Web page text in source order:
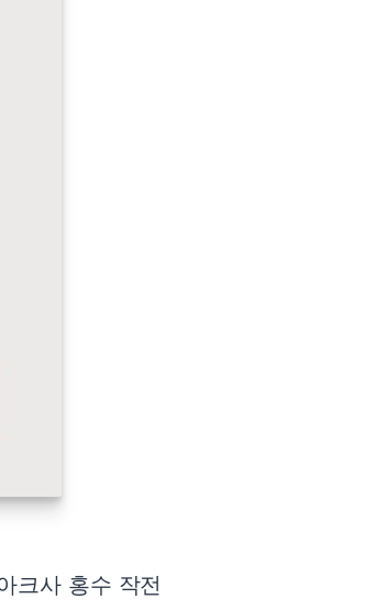
크사 홍수 작전